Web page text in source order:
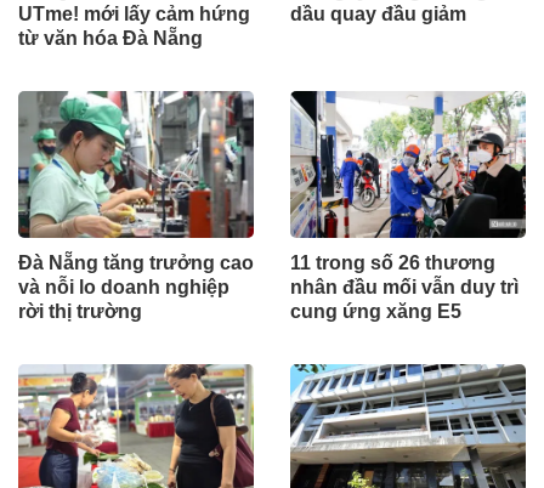
UTme! mới lấy cảm hứng
từ văn hóa Đà Nẵng
dầu quay đầu giảm
Đà Nẵng tăng trưởng cao
và nỗi lo doanh nghiệp
rời thị trường
11 trong số 26 thương
nhân đầu mối vẫn duy trì
cung ứng xăng E5